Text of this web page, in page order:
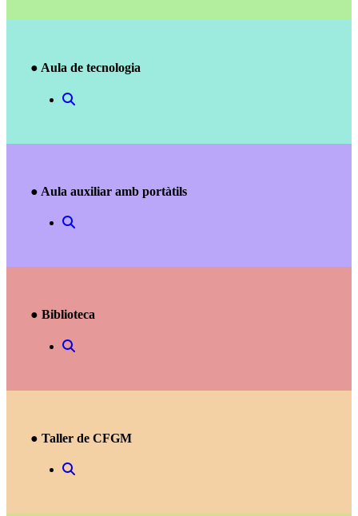
● Aula de tecnologia
● Aula auxiliar amb portàtils
● Biblioteca
● Taller de CFGM